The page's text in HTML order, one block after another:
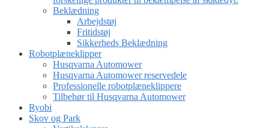
Beklædning
Arbejdstøj
Fritidstøj
Sikkerheds Beklædning
Robotplæneklipper
Husqvarna Automower
Husqvarna Automower reservedele
Professionelle robotplæneklippere
Tilbehør til Husqvarna Automower
Ryobi
Skov og Park